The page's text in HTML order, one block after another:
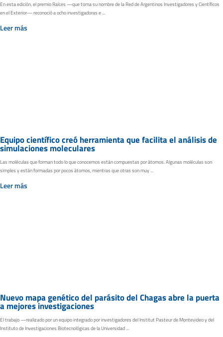
En esta edición, el premio Raíces —que toma su nombre de la Red de Argentinos Investigadores y Científicos
en el Exterior— reconoció a ocho investigadoras e ...
Leer más
Equipo científico creó herramienta que facilita el análisis de
simulaciones moleculares
Las moléculas que forman todo lo que conocemos están compuestas por átomos. Algunas moléculas son
simples y están formadas por pocos átomos, mientras que otras son muy ...
Leer más
Nuevo mapa genético del parásito del Chagas abre la puerta
a mejores investigaciones
El trabajo —realizado por un equipo integrado por investigadores del Institut Pasteur de Montevideo y del
Instituto de Investigaciones Biotecnológicas de la Universidad ...